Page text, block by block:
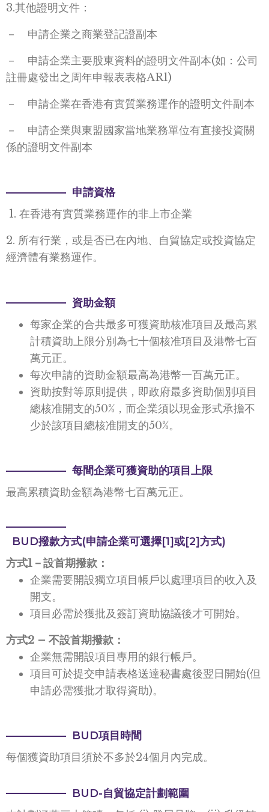
3.其他證明文件：
－ 申請企業之商業登記證副本
－ 申請企業主要股東資料的證明文件副本(如：公司
註冊處發出之周年申報表表格AR1)
－ 申請企業在香港有實質業務運作的證明文件副本
－ 申請企業與東盟國家當地業務單位有直接投資關
係的證明文件副本
申請資格
1. 在香港有實質業務運作的非上市企業
2. 所有行業，或是否已在內地、自貿協定或投資協定
經濟體有業務運作。
資助金額
每家企業的合共最多可獲資助核准項目及最高累
計積資助上限分別為七十個核准項目及港幣七百
萬元正。
每次申請的資助金額最高為港幣一百萬元正。
資助按對等原則提供，即政府最多資助個別項目
總核准開支的50%，而企業須以現金形式承擔不
少於該項目總核准開支的50%。
每間企業可獲資助的項目上限
最高累積資助金額為港幣七百萬元正。
BUD撥款方式(申請企業可選擇[1]或[2]方式)
方式1－設首期撥款：
企業需要開設獨立項目帳戶以處理項目的收入及
開支。
項目必需於獲批及簽訂資助協議後才可開始。
方式2 – 不設首期撥款：
企業無需開設項目專用的銀行帳戶。
項目可於提交申請表格送達秘書處後翌日開始(但
申請必需獲批才取得資助)。
BUD項目時間
每個獲資助項目須於不多於24個月內完成。
BUD-自貿協定計劃​範圍